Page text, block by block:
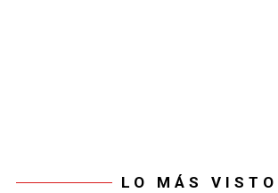
LO MÁS VISTO